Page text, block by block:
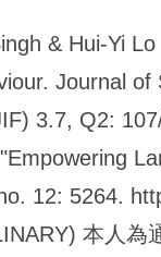
& Hui-Yi
Journal
3.7, Q2:
12: 5264.
本人為